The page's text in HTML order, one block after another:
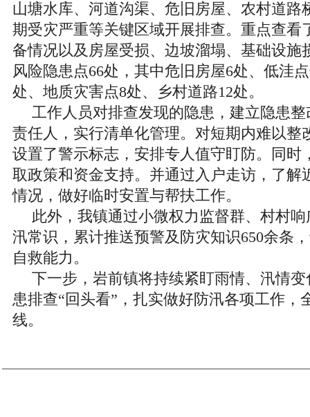
山塘水库、河道沟渠、危旧房屋、农村道路
期受灾严重等关键区域开展排查。重点查看
备情况以及房屋受损、边坡溜塌、基础设施
风险隐患点66处，其中危旧房屋6处、低洼
处、地质灾害点8处、乡村道路12处。
工作人员对排查发现的隐患，建立隐患
责任人，实行清单化管理。对短期内难以整
设置了警示标志，安排专人值守盯防。同时
取政策和资金支持。并通过入户走访，了解
情况，做好临时安置与帮扶工作。
此外，我镇通过小微权力监督群、村村
汛常识，累计推送预警及防灾知识650余条
自救能力。
下一步，岩前镇将持续紧盯雨情、汛情
患排查“回头看”，扎实做好防汛各项工作，
线。